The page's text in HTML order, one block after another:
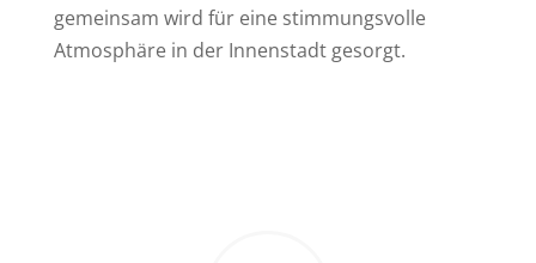
gemeinsam wird für eine stimmungsvolle
Atmosphäre in der Innenstadt gesorgt.